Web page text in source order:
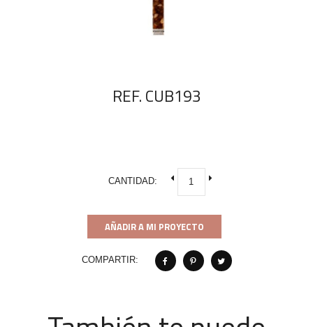
REF. CUB193
CANTIDAD:
AÑADIR A MI PROYECTO
COMPARTIR: